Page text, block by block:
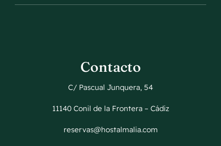
Contacto
C/ Pascual Junquera, 54
11140 Conil de la Frontera – Cádiz
reservas@hostalmalia.com